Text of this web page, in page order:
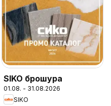
SIKO брошура
01.08. - 31.08.2026
SIKO